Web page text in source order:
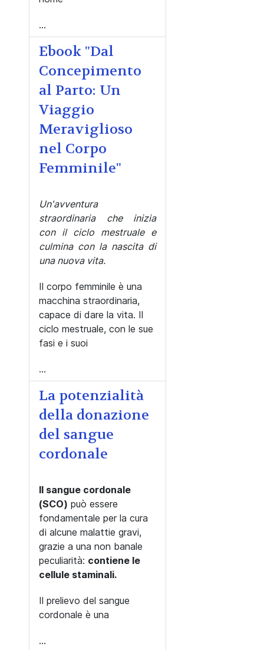
...
Ebook "Dal
Concepimento
al Parto: Un
Viaggio
Meraviglioso
nel Corpo
Femminile"
Un'avventura
straordinaria che inizia
con il ciclo mestruale e
culmina con la nascita di
una nuova vita.
Il corpo femminile è una
macchina straordinaria,
capace di dare la vita. Il
ciclo mestruale, con le sue
fasi e i suoi
...
La potenzialità
della donazione
del sangue
cordonale
Il sangue cordonale
(SCO) può essere
fondamentale per la cura
di alcune malattie gravi,
grazie a una non banale
peculiarità: contiene le
cellule staminali.
Il prelievo del sangue
cordonale è una
...